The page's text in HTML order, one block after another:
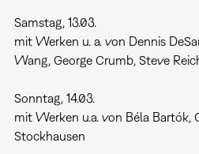
Samstag, 13.03.
mit Werken u. a. von Dennis
Wang, George Crumb, Steve
Sonntag, 14.03.
mit Werken u.a. von Béla Bartók,
Stockhausen